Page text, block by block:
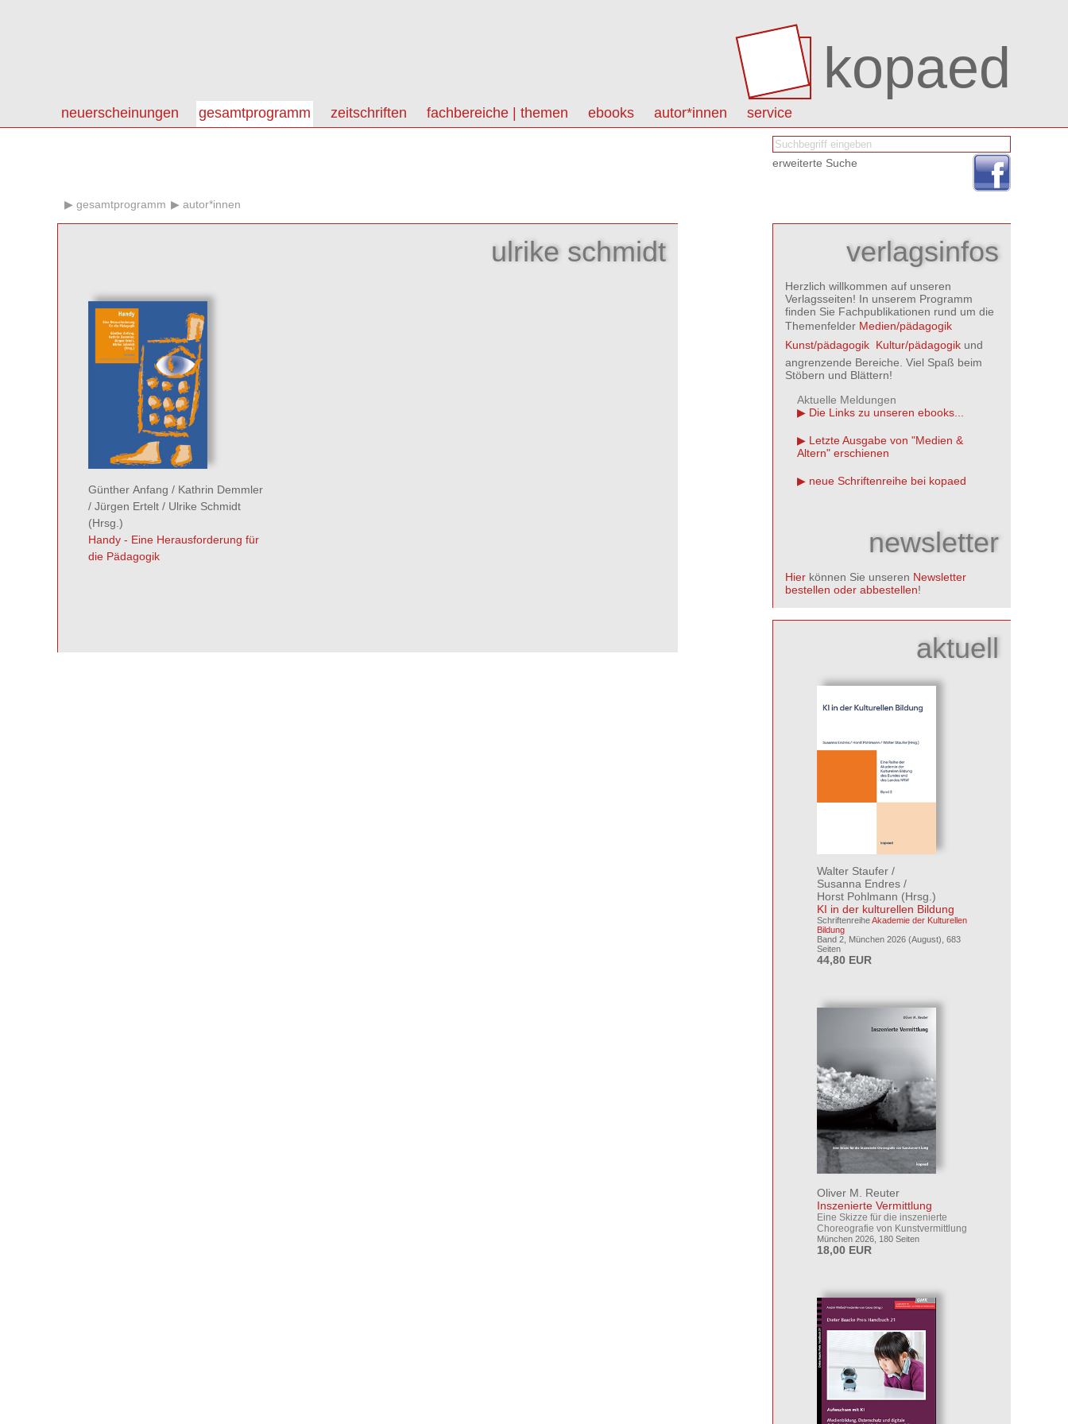
kopaed
neuerscheinungen gesamtprogramm zeitschriften fachbereiche | themen ebooks autor*innen service
erweiterte Suche
gesamtprogramm autor*innen
ulrike schmidt
Günther Anfang / Kathrin Demmler
/ Jürgen Ertelt/ Ulrike Schmidt
(Hrsg.)
Handy - Eine Herausforderung für
die Pädagogik
verlagsinfos
Herzlich willkommen auf unseren
Verlagsseiten! In unserem Programm
finden Sie Fachpublikationen rund um die
Themenfelder Medien/pädagogik
Kunst/pädagogik Kultur/pädagogik und
angrenzende Bereiche. Viel Spaß beim
Stöbern und Blättern!
Aktuelle Meldungen
Die Links zu unseren ebooks...
Letzte Ausgabe von "Medien &
Altern" erschienen
neue Schriftenreihe bei kopaed
newsletter
Hier können Sie unseren Newsletter
bestellen oder abbestellen!
aktuell
Walter Staufer /
Susanna Endres /
Horst Pohlmann (Hrsg.)
KI in der kulturellen Bildung
SchriftenreiheAkademie der Kulturellen
Bildung
Band 2, München 2026 (August), 683
Seiten
44,80 EUR
Oliver M. Reuter
Inszenierte Vermittlung
Eine Skizze für die inszenierte
Choreografie von Kunstvermittlung
München 2026, 180 Seiten
18,00 EUR